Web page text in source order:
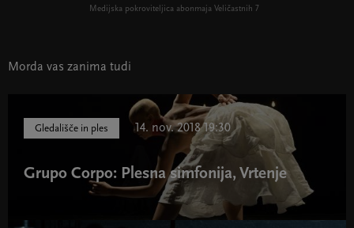
Medijska pokroviteljica abonmaja Veličastnih 7
Morda vas zanima tudi
Gledališče in ples 14. nov. 2018 19:30
Grupo Corpo: Plesna simfonija, Vrtenje